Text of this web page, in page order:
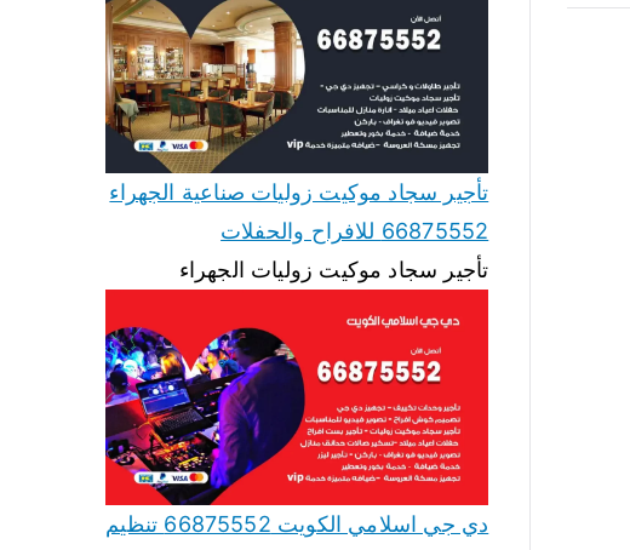
تأجير سجاد موكيت زوليات صناعية الجهراء
66875552 للافراح والحفلات
تأجير سجاد موكيت زوليات الجهراء
دي جي اسلامي الكويت 66875552 تنظيم